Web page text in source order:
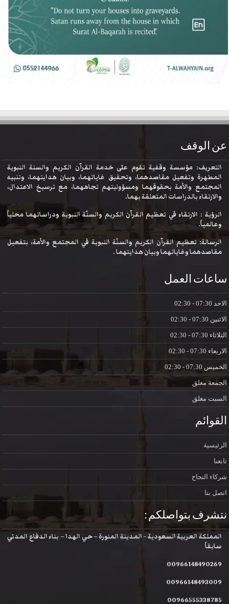
عن الوقف
التعريف: مؤسسة وقفية تقوم على خدمة القرآن الكريم والسنة النبوية
المطهرة وتفعيل مقاصدهما، وتحقيق غاياتهما، وبيان هدايتهما، وتنبيه
المجتمع والأمة بحقوقهما ومسؤوليتهم تجاههما، مع ترسيخ الاعتدال،
والارتقاء بالدراسات المتعلقة بهما.
الرؤية : الارتقاء في تعظيم القرآن الكريم والسنّة النبوية ودراساتهما محلياً
وعالمياً.
الرسالة: تعظيم القرآن الكريم والسنّة النبوية في المجتمع والأمة، بتفعيل
مقاصدهما وغاياتهما وبيان هدايتهما .
ساعات العمل
الاحد
الاثنين
الثلاثاء
الاربعاء
الخميس
الجمعة مغلق
السبت مغلق
القوائم
الرئيسية
تابعنا
شركاء النجاح
اتصل بنا
نتشرف بتواصلكم :
المملكة العربية السعودية - المدينة المنورة – حي الهدا – بناء الدفاع المدني
سابقاً
00966148490269
00966148493009
00966555338785